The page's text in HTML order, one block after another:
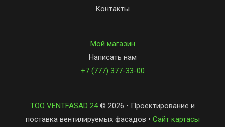
Контакты
Мой магазин
Написать нам
+7 (777) 377-33-00
ТОО VENTFASAD 24© 2026 • Проектирование и
поставка вентилируемых фасадов • Сайт картасы